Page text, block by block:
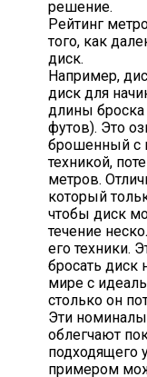
решение.
Рейтинг
того, как
диск.
Например,
диск для
длины броска
футов). Это
брошенный с
техникой,
метров.
который
чтобы диск
течение
его техники.
бросать диск
мире с
столько он
Эти
облегчают
подходящего
примером